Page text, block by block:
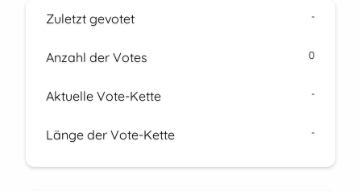
Zuletzt gevotet -
Anzahl der Votes 0
Aktuelle Vote-Kette -
Länge der Vote-Kette -